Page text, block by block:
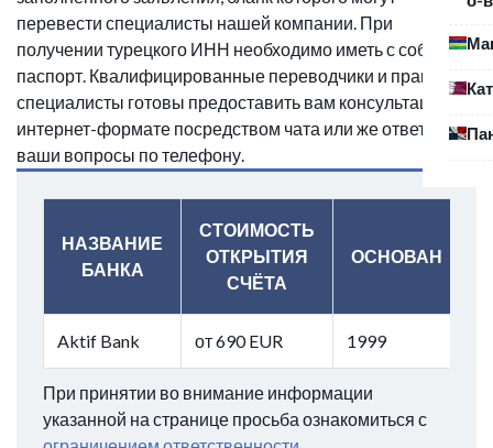
перевести специалисты нашей компании. При
получении турецкого ИНН необходимо иметь с собой
паспорт. Квалифицированные переводчики и правовые
специалисты готовы предоставить вам консультацию в
интернет-формате посредством чата или же ответить на
ваши вопросы по телефону.
НАЗВАНИЕ
БАНКА
СТОИМОСТЬ
ОТКРЫТИЯ
СЧЁТА
ОСНОВАН
Aktif Bank от 690 EUR 1999
При принятии во внимание информации
указанной на странице просьба ознакомиться с